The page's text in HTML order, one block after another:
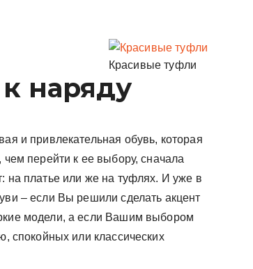
Красивые туфли
наряду
и привлекательная обувь, которая
перейти к ее выбору, сначала
на платье или же на туфлях. И уже в
– если Вы решили сделать акцент
модели, а если Вашим выбором
спокойных или классических